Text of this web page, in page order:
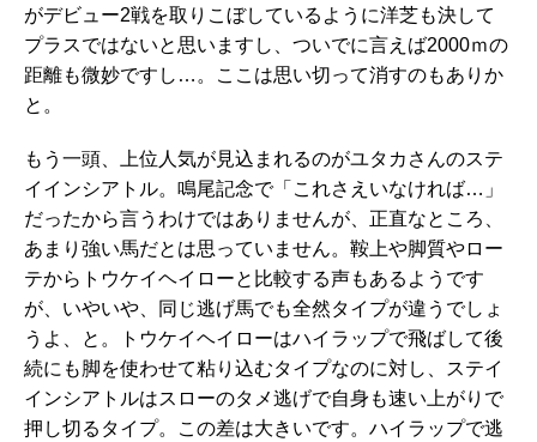
がデビュー2戦を取りこぼしているように洋芝も決して
プラスではないと思いますし、ついでに言えば2000ｍの
距離も微妙ですし…。ここは思い切って消すのもありか
と。
もう一頭、上位人気が見込まれるのがユタカさんのステ
イインシアトル。鳴尾記念で「これさえいなければ…」
だったから言うわけではありませんが、正直なところ、
あまり強い馬だとは思っていません。鞍上や脚質やロー
テからトウケイヘイローと比較する声もあるようです
が、いやいや、同じ逃げ馬でも全然タイプが違うでしょ
うよ、と。トウケイヘイローはハイラップで飛ばして後
続にも脚を使わせて粘り込むタイプなのに対し、ステイ
インシアトルはスローのタメ逃げで自身も速い上がりで
押し切るタイプ。この差は大きいです。ハイラップで逃